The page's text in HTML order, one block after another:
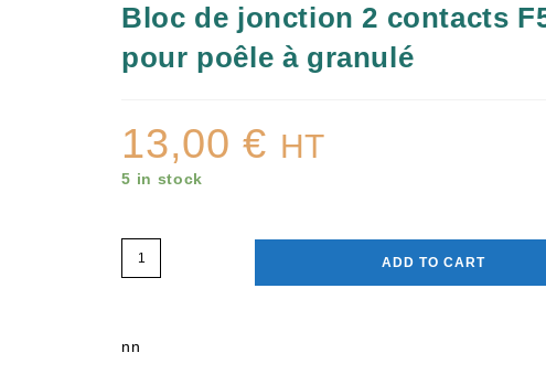
Bloc de jonction 2 contacts
pour poêle à granulé
13,00€ HT
5 in stock
ADD TO CART
nn